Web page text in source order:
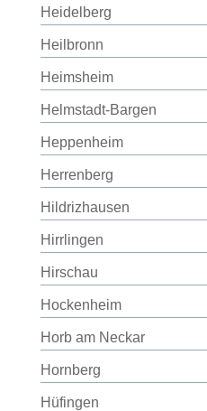
Heidelberg
Heilbronn
Heimsheim
Helmstadt-Bargen
Heppenheim
Herrenberg
Hildrizhausen
Hirrlingen
Hirschau
Hockenheim
Horb am Neckar
Hornberg
Hüfingen